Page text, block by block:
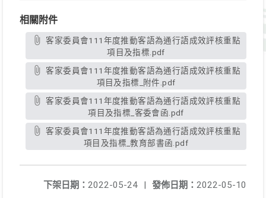
相關附件
客家委員會111年度推動客語為通行語成效評核重點
項目及指標.pdf
客家委員會111年度推動客語為通行語成效評核重點
項目及指標_附件.pdf
客家委員會111年度推動客語為通行語成效評核重點
項目及指標_客委會函.pdf
客家委員會111年度推動客語為通行語成效評核重點
項目及指標_教育部書函.pdf
發佈日期： 2022-05-10
下架日期： 2022-05-24
|